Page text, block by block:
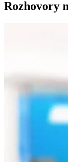
Rozhovory